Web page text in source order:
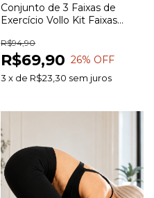
Conjunto de 3 Faixas de
Exercício Vollo Kit Faixas
Funcional Alongamento
Pilates e Fisioterapia
R$69,90
R$94,90
26% OFF
3 x de R$23,30 sem juros